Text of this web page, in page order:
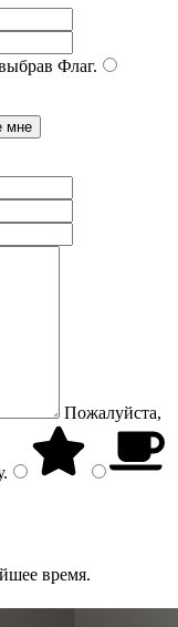
Флаг.
Пожалуйста,
.
время.